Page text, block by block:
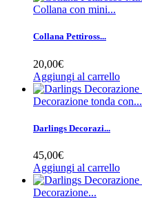
Collana con mini...
Collana Pettiross...
20,00€
Aggiungi al carrello
Decorazione tonda con...
Darlings Decorazi...
45,00€
Aggiungi al carrello
Decorazione...